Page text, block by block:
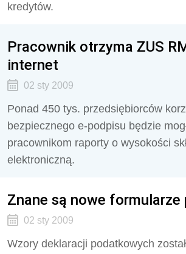
kredytów.
Pracownik otrzyma ZUS
internet
02 sty 2009
Ponad 450 tys. przedsiębiorców
bezpiecznego e-podpisu będzie
pracownikom raporty o wysokości
elektroniczną.
Znane są nowe
02 sty 2009
Wzory deklaracji podatkowych